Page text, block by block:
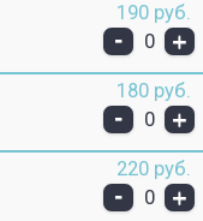
190 руб.
- 0 +
180 руб.
- 0 +
220 руб.
- 0 +